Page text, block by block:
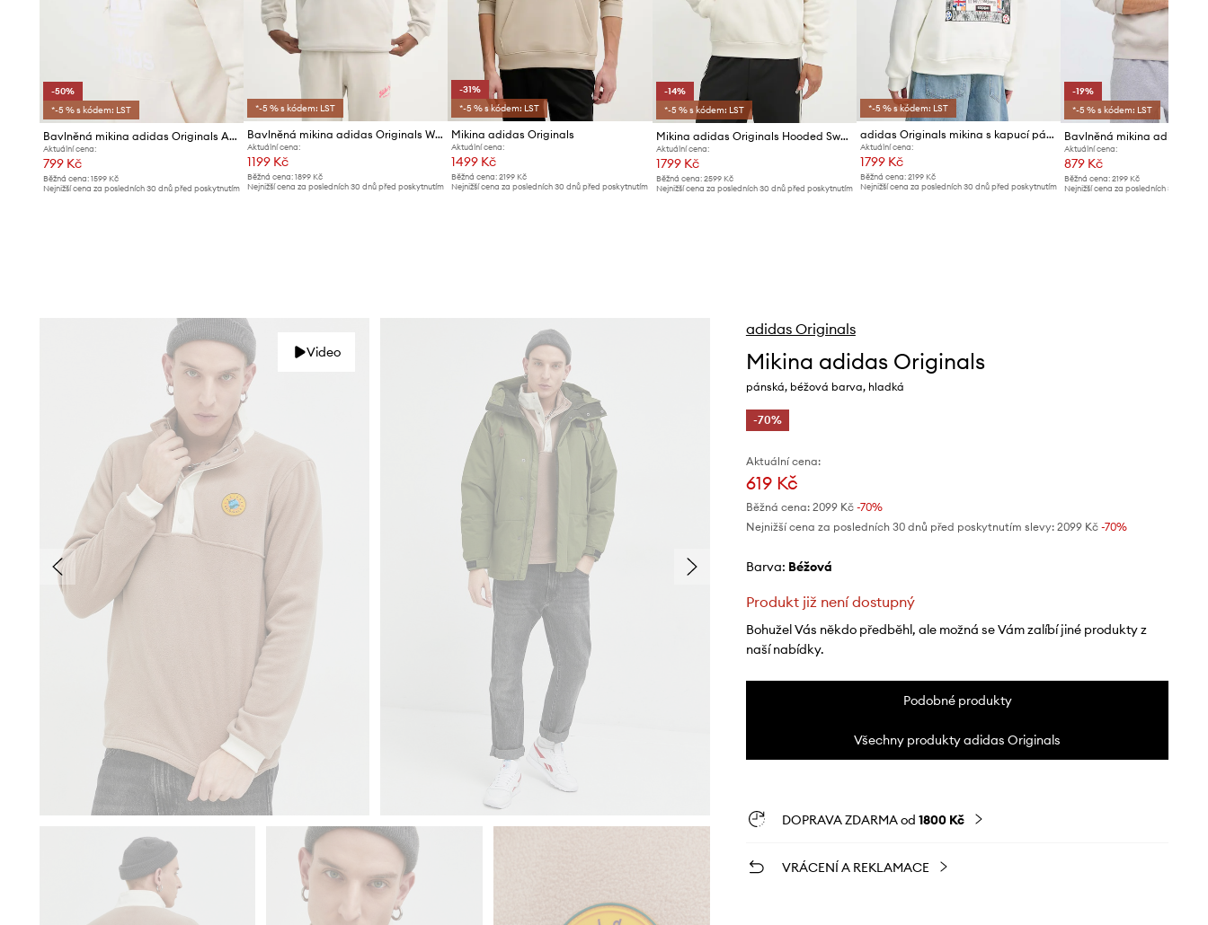
-50%
*-5 % s kódem: LST
Bavlněná mikina adidas Originals Adicolor Classics Trefoil
Aktuální cena:
799 Kč
Běžná cena: 1599 Kč
Nejnižší cena za posledních 30 dnů před poskytnutím
*-5 % s kódem: LST
Bavlněná mikina adidas Originals Wabash
Aktuální cena:
1199 Kč
Běžná cena:1899 Kč
Nejnižší cena za posledních 30 dnů před poskytnutím
-31%
*-5 % s kódem: LST
Mikina adidas Originals
Aktuální cena:
1499 Kč
Běžná cena: 2199 Kč
Nejnižší cena za posledních 30 dnů před poskytnutím
-14%
*-5 % s kódem: LST
Mikina adidas Originals Hooded Sweat
Aktuální cena:
1799 Kč
Běžná cena: 2599 Kč
Nejnižší cena za posledních 30 dnů před poskytnutím
*-5 % s kódem: LST
adidas Originals mikina s kapucí pánská s bavlnou
Aktuální cena:
1799 Kč
Běžná cena:2199 Kč
Nejnižší cena za posledních 30 dnů před poskytnutím
-19%
*-5 % s kódem: LST
Bavlněná mikina adidas
Aktuální cena:
879 Kč
Běžná cena: 2199 Kč
Nejnižší cena za posledních 30 dnů
Video
adidas Originals
Mikina adidas Originals
pánská, béžová barva, hladká
-70%
Aktuální cena:
619 Kč
Běžná cena: 2099 Kč-70%
Nejnižší cena za posledních 30 dnů před poskytnutím slevy: 2099 Kč -70%
Barva: béžová
Produkt již není dostupný
Bohužel Vás někdo předběhl, ale možná se Vám zalíbí jiné produkty z
naší nabídky.
Podobné produkty
Všechny produkty adidas Originals
DOPRAVA ZDARMA od 1800 Kč
VRÁCENÍ A REKLAMACE